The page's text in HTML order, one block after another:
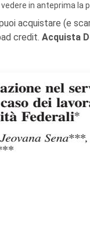
in anteprima la
acquistare (e
credit. Acquista